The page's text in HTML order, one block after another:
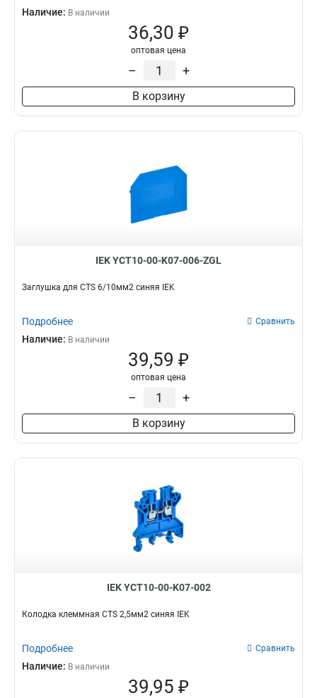
Наличие: В наличии
36,30 ₽
оптовая цена
– +
В корзину
IEK YCT10-00-K07-006-ZGL
Заглушка для CTS 6/10мм2 синяя IEK
Подробнее Сравнить
Наличие: В наличии
39,59 ₽
оптовая цена
– +
В корзину
IEK YCT10-00-K07-002
Колодка клеммная CTS 2,5мм2 синяя IEK
Подробнее Сравнить
Наличие: В наличии
39,95 ₽